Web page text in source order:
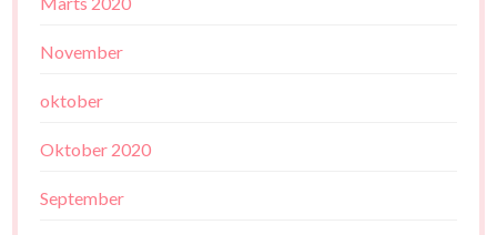
November
oktober
Oktober 2020
September